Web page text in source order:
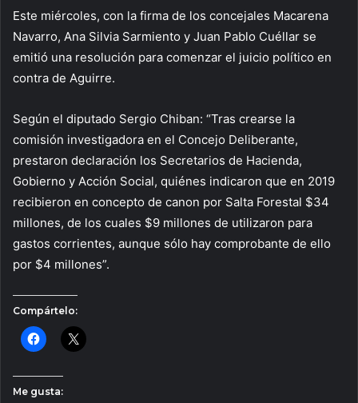
Este miércoles, con la firma de los concejales Macarena
Navarro, Ana Silvia Sarmiento y Juan Pablo Cuéllar se
emitió una resolución para comenzar el juicio político en
contra de Aguirre.
Según el diputado Sergio Chiban: “Tras crearse la
comisión investigadora en el Concejo Deliberante,
prestaron declaración los Secretarios de Hacienda,
Gobierno y Acción Social, quiénes indicaron que en 2019
recibieron en concepto de canon por Salta Forestal $34
millones, de los cuales $9 millones de utilizaron para
gastos corrientes, aunque sólo hay comprobante de ello
por $4 millones”.
Compártelo:
Me gusta: